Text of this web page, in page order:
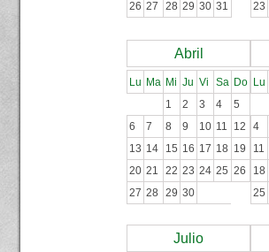
26 27 28 29 30 31 23
Abril
Lu Ma Mi Ju Vi Sa Do
1
2 3 4
5
6
7 8 9 10 11
12
13 14 15 16 17 18 19
20 21 22 23 24 25 26
27 28 29 30
Lu
4
11
18
25
Julio